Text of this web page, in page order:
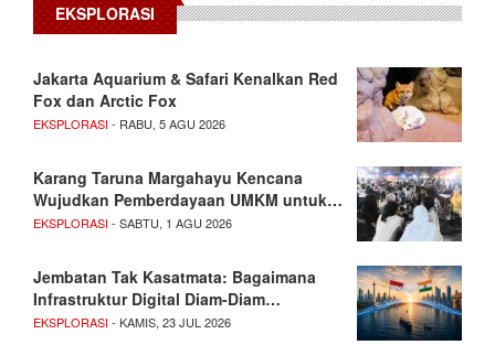
EKSPLORASI
Jakarta Aquarium & Safari Kenalkan Red
Fox dan Arctic Fox
EKSPLORASI- RABU, 5 AGU 2026
Karang Taruna Margahayu Kencana
Wujudkan Pemberdayaan UMKM untuk…
EKSPLORASI- SABTU, 1 AGU 2026
Jembatan Tak Kasatmata: Bagaimana
Infrastruktur Digital Diam-Diam…
EKSPLORASI- KAMIS, 23 JUL 2026